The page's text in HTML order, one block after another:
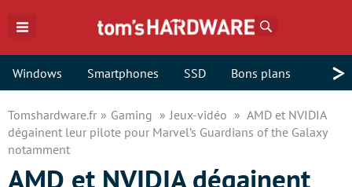
Windows Smartphones SSD Bons plans >
Tomshardware.fr Gaming Jeux-vidéo
AMD et NVIDIA
dégainent leur pilote pour Marvel’s Guardians of the Galaxy
notamment
AMD et NVIDIA dégainent